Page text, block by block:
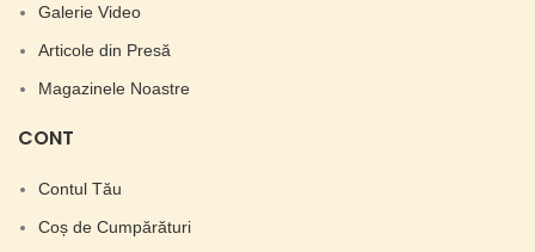
Galerie Video
Articole din Presă
Magazinele Noastre
CONT
Contul Tău
Coș de Cumpărături